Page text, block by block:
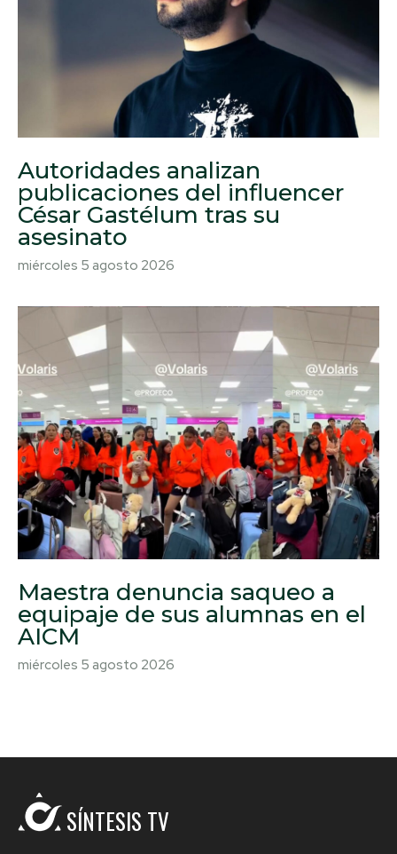
Autoridades analizan
publicaciones del influencer
César Gastélum tras su
asesinato
miércoles 5 agosto 2026
Maestra denuncia saqueo a
equipaje de sus alumnas en el
AICM
miércoles 5 agosto 2026
SÍNTESIS TV